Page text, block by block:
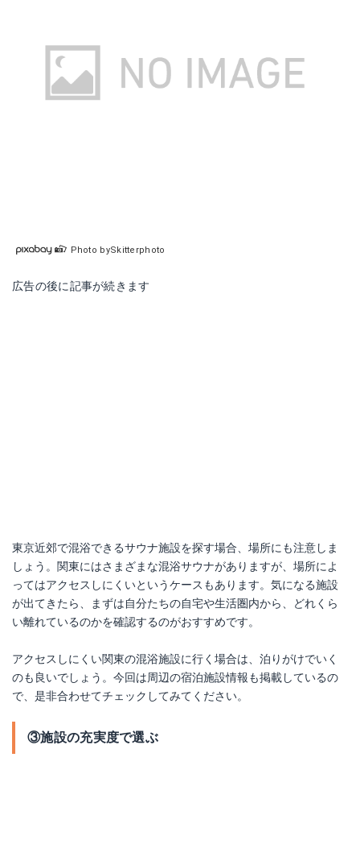
Photo bySkitterphoto
広告の後に記事が続きます
東京近郊で混浴できるサウナ施設を探す場合、場所にも注意しま
しょう。関東にはさまざまな混浴サウナがありますが、場所によ
ってはアクセスしにくいというケースもあります。気になる施設
が出てきたら、まずは自分たちの自宅や生活圏内から、どれくら
い離れているのかを確認するのがおすすめです。
アクセスしにくい関東の混浴施設に行く場合は、泊りがけでいく
のも良いでしょう。今回は周辺の宿泊施設情報も掲載しているの
で、是非合わせてチェックしてみてください。
③施設の充実度で選ぶ